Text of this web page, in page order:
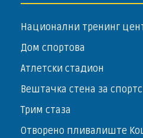
Национални тренинг
Дом спортова
Атлетски стадион
Вештачка стена за
Трим стаза
Отворено пливалиште